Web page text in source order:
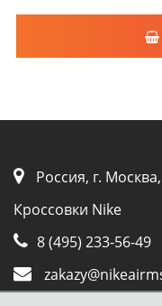
Россия, г.
Кроссовки Nike
8 (495) 233-56-49